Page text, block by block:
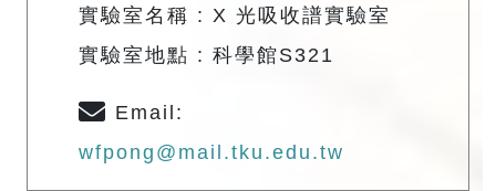
實驗室名稱 : X 光吸收譜實驗室
實驗室地點 : 科學館S321
Email:
wfpong@mail.tku.edu.tw